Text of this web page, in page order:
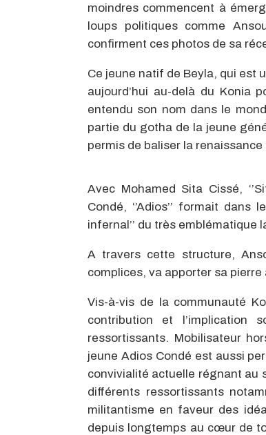
moindres commencent à
loups politiques comme
confirment ces photos de sa
Ce jeune natif de Beyla, qui est
aujourd’hui au-delà du Konia
entendu son nom dans le
partie du gotha de la jeune
permis de baliser la
Avec Mohamed Sita Cissé,
Condé, ‘’Adios’’ formait
infernal’’ du très emblématique
A travers cette structure,
complices, va apporter sa
Vis-à-vis de la communauté
contribution et l’implication
ressortissants. Mobilisateur
jeune Adios Condé est aussi
convivialité actuelle régnant au
différents ressortissants
militantisme en faveur des
depuis longtemps au cœur de